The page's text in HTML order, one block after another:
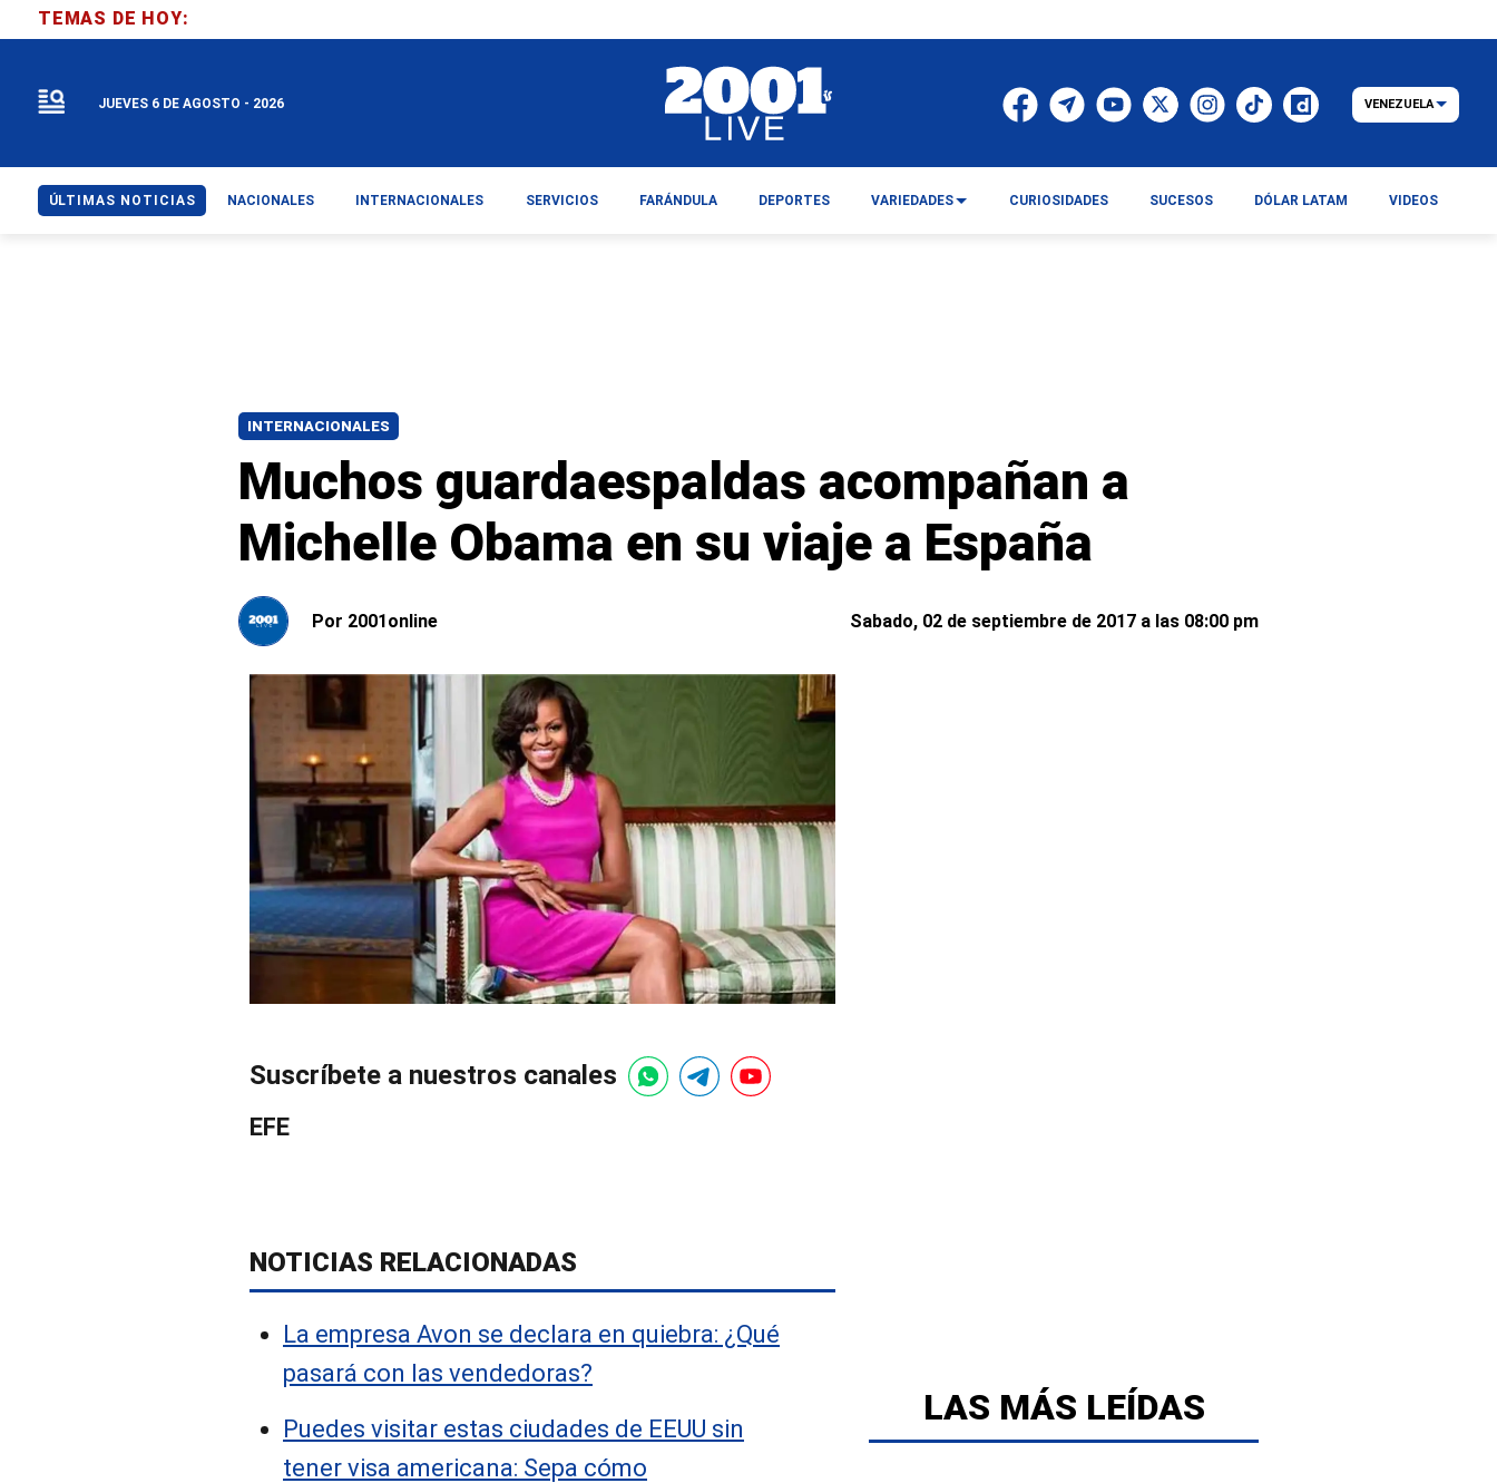
INTERNACIONALES
Muchos guardaespaldas acompañan a
Michelle Obama en su viaje a España
Por 2001online Sabado, 02 de septiembre de 2017 a las 08:00 pm
Suscríbete a nuestros canales
EFE
NOTICIAS RELACIONADAS
La empresa Avon se declara en quiebra: ¿Qué
pasará con las vendedoras?
Puedes visitar estas ciudades de EEUU sin
tener visa americana: Sepa cómo
LAS MÁS LEÍDAS
TEMAS DE HOY:
JUEVES 6 DE AGOSTO - 2026 VENEZUELA
ÚLTIMAS NOTICIAS NACIONALES INTERNACIONALES SERVICIOS FARÁNDULA DEPORTES VARIEDADES CURIOSIDADES SUCESOS DÓLAR LATAM VIDEOS